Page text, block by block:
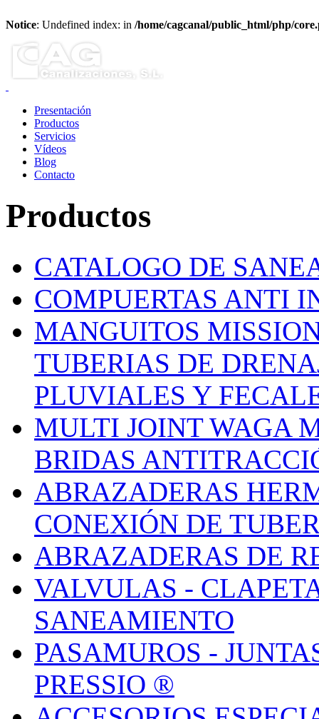
Notice: Undefined index: in /home/cagcanal/public_html/php/
Presentación
Productos
Servicios
Vídeos
Blog
Contacto
Productos
CATALOGO DE
COMPUERTAS ANTI
MANGUITOS
TUBERIAS DE
PLUVIALES Y
MULTI JOINT WAGA
BRIDAS
ABRAZADERAS
CONEXIÓN DE
ABRAZADERAS DE
VALVULAS -
SANEAMIENTO
PASAMUROS -
PRESSIO ®